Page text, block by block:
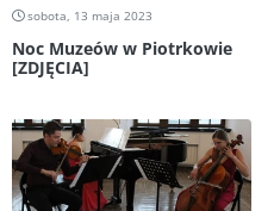
sobota, 13 maja 2023
Noc Muzeów w Piotrkowie
[ZDJĘCIA]